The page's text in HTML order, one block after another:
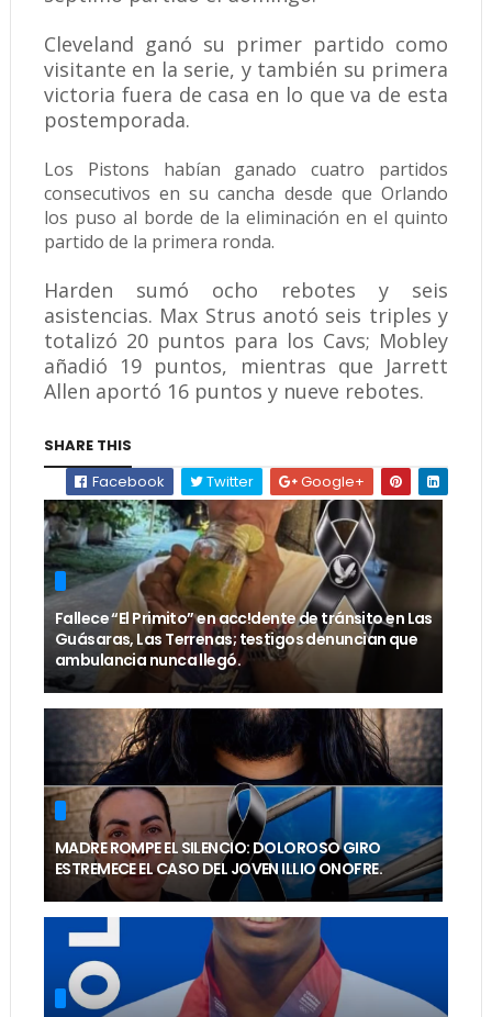
Cleveland ganó su primer partido como
visitante en la serie, y también su primera
victoria fuera de casa en lo que va de esta
postemporada.
Los Pistons habían ganado cuatro partidos
consecutivos en su cancha desde que Orlando
los puso al borde de la eliminación en el quinto
partido de la primera ronda.
Harden sumó ocho rebotes y seis
asistencias. Max Strus anotó seis triples y
totalizó 20 puntos para los Cavs; Mobley
añadió 19 puntos, mientras que Jarrett
Allen aportó 16 puntos y nueve rebotes.
SHARE THIS
Facebook
Twitter Google+
Fallece “El Primito” en acc!dente de tránsito en Las
Guásaras, Las Terrenas; testigos denuncian que
ambulancia nunca llegó.
MADRE ROMPE EL SILENCIO: DOLOROSO GIRO
ESTREMECE EL CASO DEL JOVEN ILLIO ONOFRE.